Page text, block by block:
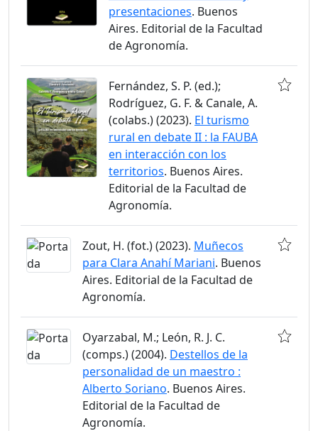
presentaciones. Buenos
Aires. Editorial de la Facultad
de Agronomía.
Fernández, S. P. (ed.);
Rodríguez, G. F. & Canale, A.
(colabs.) (2023). El turismo
rural en debate II : la FAUBA
en interacción con los
territorios. Buenos Aires.
Editorial de la Facultad de
Agronomía.
Zout, H. (fot.) (2023). Muñecos
para Clara Anahí Mariani. Buenos
Aires. Editorial de la Facultad de
Agronomía.
Oyarzabal, M.; León, R. J. C.
(comps.) (2004). Destellos de la
personalidad de un maestro :
Alberto Soriano. Buenos Aires.
Editorial de la Facultad de
Agronomía.